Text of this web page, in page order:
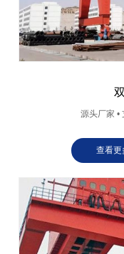
源头厂家 •
查看更